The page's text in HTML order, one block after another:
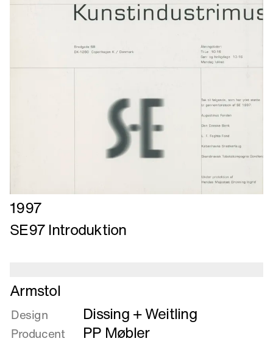
Læs
mere
om
1997
SE97 Introduktion
Læs
mere
om
Armstol
Armstol
Design Dissing + Weitling
Producent PP Møbler